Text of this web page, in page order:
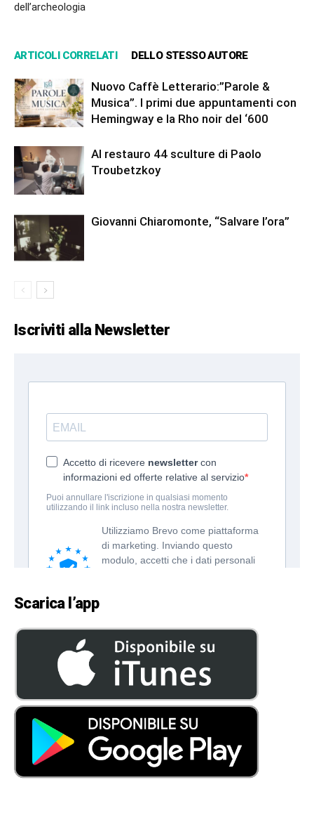
dell’archeologia
ARTICOLI CORRELATI DELLO STESSO AUTORE
Nuovo Caffè Letterario:”Parole &
Musica”. I primi due appuntamenti con
Hemingway e la Rho noir del ‘600
Al restauro 44 sculture di Paolo
Troubetzkoy
Giovanni Chiaromonte, “Salvare l’ora”
Iscriviti alla Newsletter
Scarica l’app